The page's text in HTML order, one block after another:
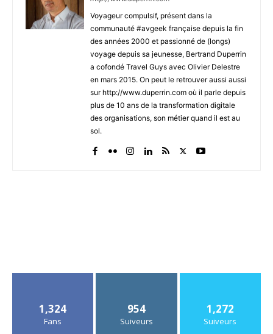
Voyageur compulsif, présent dans la
communauté #avgeek française depuis la fin
des années 2000 et passionné de (longs)
voyage depuis sa jeunesse, Bertrand Duperrin
a cofondé Travel Guys avec Olivier Delestre
en mars 2015. On peut le retrouver aussi aussi
sur http://www.duperrin.com où il parle depuis
plus de 10 ans de la transformation digitale
des organisations, son métier quand il est au
sol.
1,324
Fans
954
Suiveurs
1,272
Suiveurs